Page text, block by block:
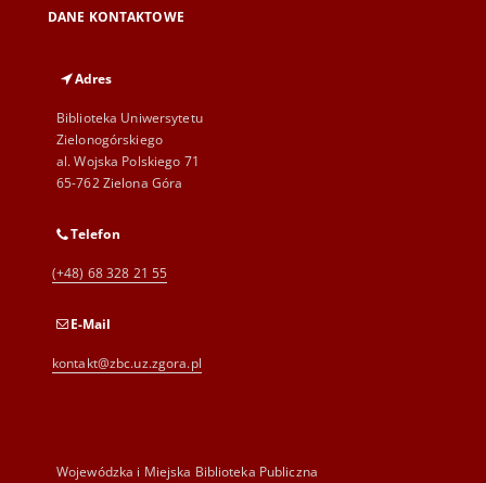
DANE KONTAKTOWE
Adres
Biblioteka Uniwersytetu
Zielonogórskiego
al. Wojska Polskiego 71
65-762 Zielona Góra
Telefon
(+48) 68 328 21 55
E-Mail
kontakt@zbc.uz.zgora.pl
Wojewódzka i Miejska Biblioteka Publiczna